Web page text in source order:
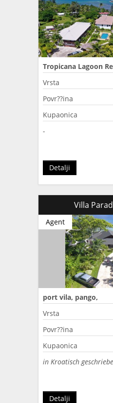
Tropicana Lagoon
Lagoon, Port Vila,
Vrsta
Povr??ina
Kupaonica
-
Detalji
Villa
Agent
port vila, pango,
Vrsta
Povr??ina
Kupaonica
in Kroatisch
Detalji